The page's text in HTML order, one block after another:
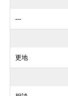
---
更地